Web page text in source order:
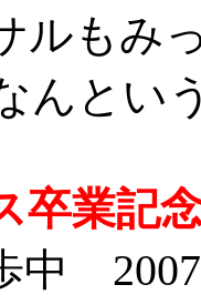
ルもみ
んとい
業記
中